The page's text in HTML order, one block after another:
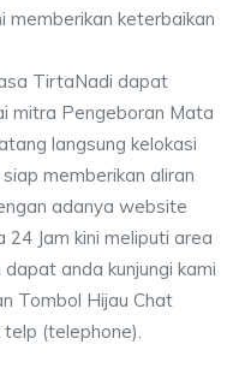
memberikan keterbaikan
TirtaNadi dapat
mitra Pengeboran Mata
langsung kelokasi
memberikan aliran
adanya website
Jam kini meliputi area
anda kunjungi kami
Tombol Hijau Chat
(telephone).